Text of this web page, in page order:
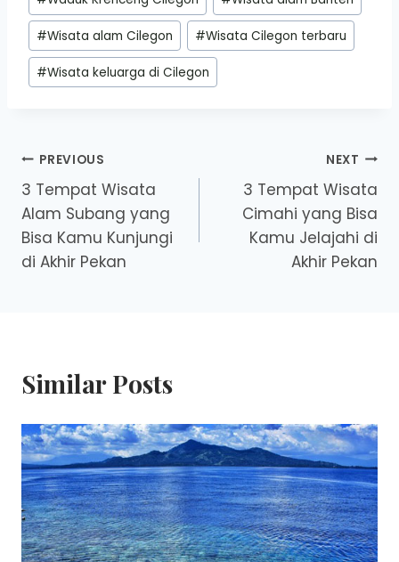
#Wisata alam Cilegon #Wisata Cilegon terbaru
#Wisata keluarga di Cilegon
Post
navigation
PREVIOUS
3 Tempat Wisata
Alam Subang yang
Bisa Kamu Kunjungi
di Akhir Pekan
NEXT
3 Tempat Wisata
Cimahi yang Bisa
Kamu Jelajahi di
Akhir Pekan
Similar Posts